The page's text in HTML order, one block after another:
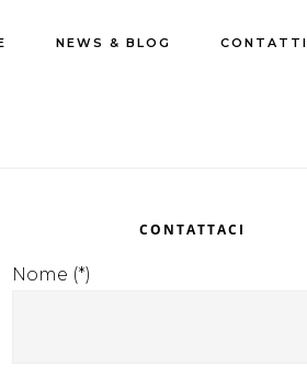
NEWS & BLOG CONTATTI
CONTATTACI
Nome (*)